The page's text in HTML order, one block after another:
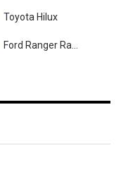
Toyota Hilux